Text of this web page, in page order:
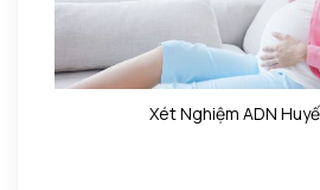
Xét Nghiệm ADN